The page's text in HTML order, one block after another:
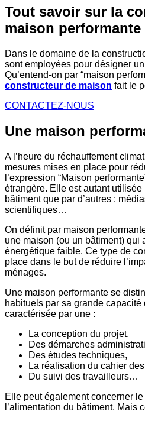
Tout savoir sur la
maison performante
Dans le domaine de la
sont employées pour désigner
Qu’entend-on par “maison
constructeur de maison fait le
CONTACTEZ-NOUS
Une maison
A l’heure du réchauffement
mesures mises en place pour
l’expression “Maison
étrangère. Elle est autant
bâtiment que par d’autres :
scientifiques…
On définit par maison
une maison (ou un bâtiment) qui
énergétique faible. Ce type de
place dans le but de réduire
ménages.
Une maison performante se
habituels par sa grande capacité
caractérisée par une :
La conception du projet,
Des démarches
Des études techniques,
La réalisation du cahier
Du suivi des travailleurs…
Elle peut également concerner
l’alimentation du bâtiment. Mais